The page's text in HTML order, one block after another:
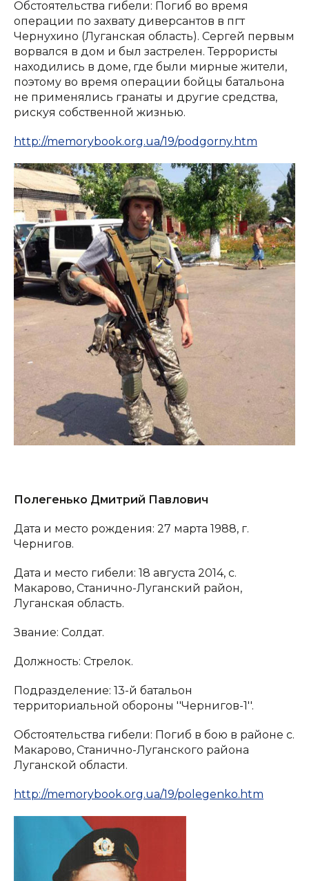
Обстоятельства гибели: Погиб во время
операции по захвату диверсантов в пгт
Чернухино (Луганская область). Сергей первым
ворвался в дом и был застрелен. Террористы
находились в доме, где были мирные жители,
поэтому во время операции бойцы батальона
не применялись гранаты и другие средства,
рискуя собственной жизнью.
http://memorybook.org.ua/19/podgorny.htm
Полегенько Дмитрий Павлович
Дата и место рождения: 27 марта 1988, г.
Чернигов.
Дата и место гибели: 18 августа 2014, с.
Макарово, Станично-Луганский район,
Луганская область.
Звание: Солдат.
Должность: Стрелок.
Подразделение: 13-й батальон
территориальной обороны ''Чернигов-1''.
Обстоятельства гибели: Погиб в бою в районе с.
Макарово, Станично-Луганского района
Луганской области.
http://memorybook.org.ua/19/polegenko.htm